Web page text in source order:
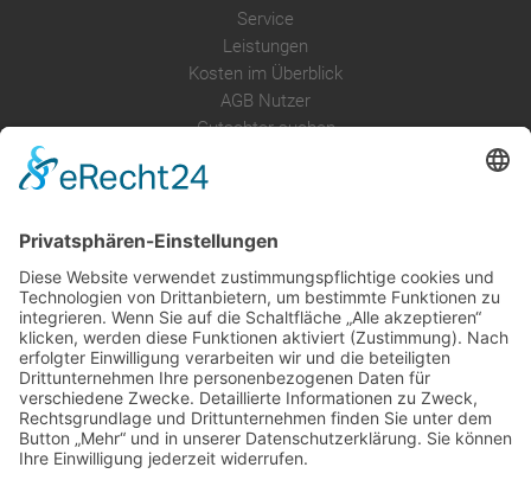
Service
Leistungen
Kosten im Überblick
AGB Nutzer
Gutachter suchen
Anfrage
Presse
Partner: Der DGuSV
als Gutachter eintragen
Infos für Suchende